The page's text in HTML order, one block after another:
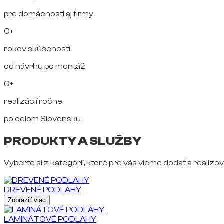
pre domácnosti aj firmy
0+
rokov skúseností
od návrhu po montáž
0+
realizácií ročne
po celom Slovensku
PRODUKTY A SLUŽBY
Vyberte si z kategórií, ktoré pre vás vieme dodať a
DREVENÉ PODLAHY
Zobraziť viac
LAMINÁTOVÉ PODLAHY